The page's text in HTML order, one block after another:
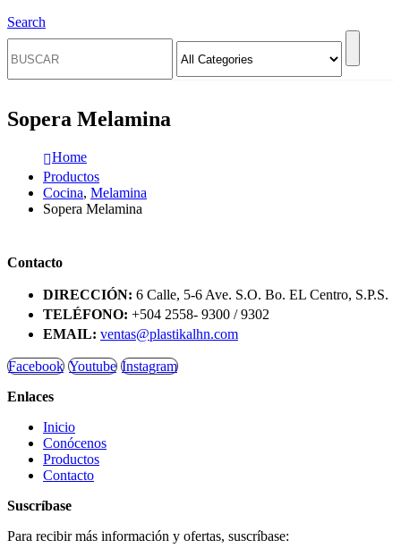
Search
Sopera Melamina
Home
Productos
Cocina, Melamina
Sopera Melamina
Contacto
DIRECCIÓN: 6 Calle, 5-6 Ave. S.O. Bo. EL Centro, S.P.S.
TELÉFONO: +504 2558- 9300 / 9302
EMAIL: ventas@plastikalhn.com
Facebook Youtube Instagram
Enlaces
Inicio
Conócenos
Productos
Contacto
Suscríbase
Para recibir más información y ofertas, suscríbase: